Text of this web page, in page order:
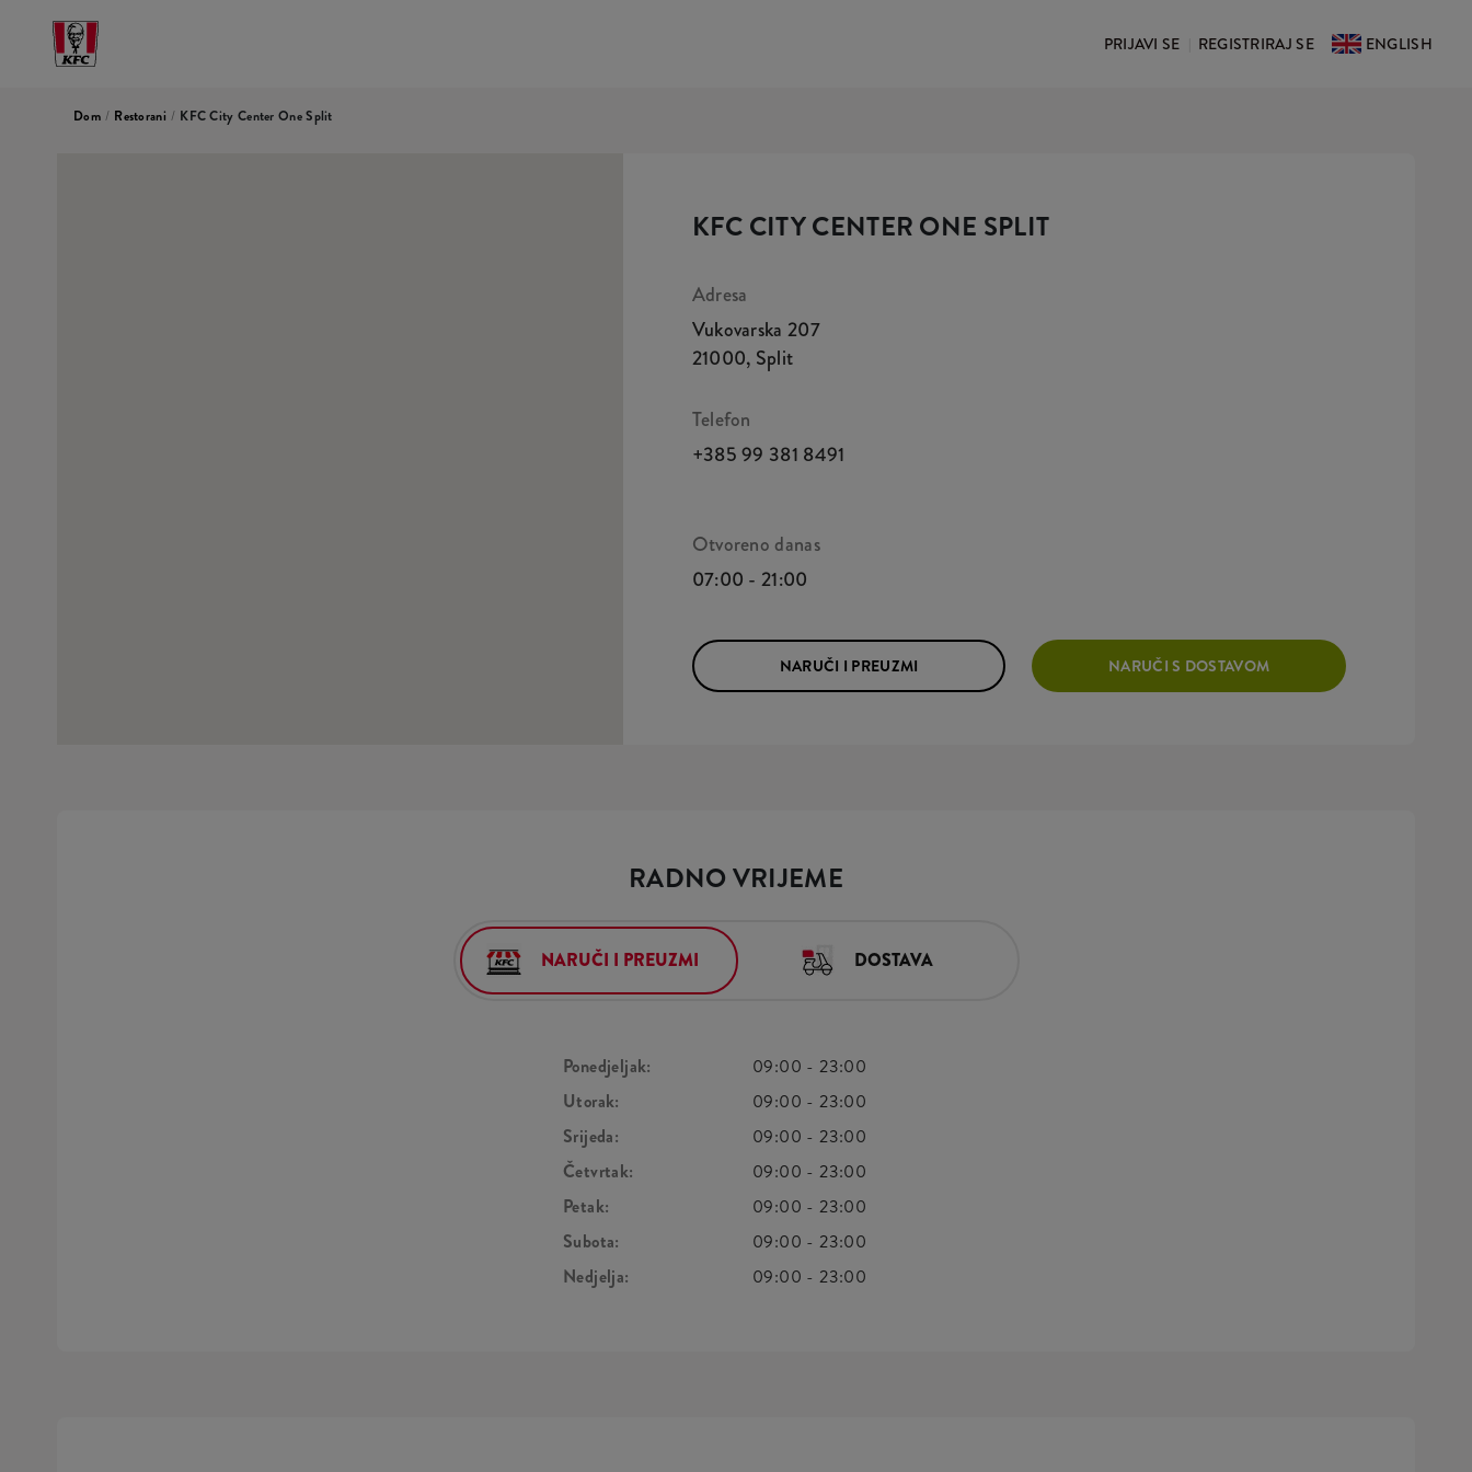
PRIJAVI SE REGISTRIRAJ SE ENGLISH
Dom / Restorani / KFC City Center One Split
KFC CITY CENTER ONE SPLIT
Adresa
Vukovarska 207
21000, Split
Telefon
+385 99 381 8491
Otvoreno danas
07:00 - 21:00
NARUČI I PREUZMI NARUČI S DOSTAVOM
RADNO VRIJEME
NARUČI I PREUZMI DOSTAVA
Ponedjeljak: 09:00 -23:00
Utorak:
09:00 -23:00
Srijeda:
09:00 -23:00
Četvrtak:
09:00 -23:00
Petak:
09:00 -23:00
Subota:
09:00 -23:00
Nedjelja:
09:00 -23:00